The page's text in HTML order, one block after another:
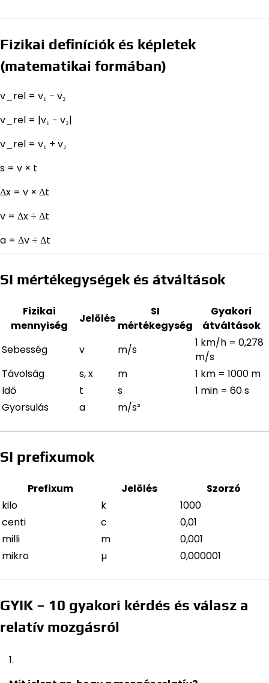
Fizikai definíciók és képletek
(matematikai formában)
v_rel = v₁ − v₂
v_rel = |v₁ − v₂|
v_rel = v₁ + v₂
s = v × t
Δx = v × Δt
v = Δx ÷ Δt
a = Δv ÷ Δt
SI mértékegységek és átváltások
Fizikai
mennyiség
Jelölés
SI
mértékegység
Gyakori
átváltások
Sebesség
v m/s
1 km/h = 0,278
m/s
Távolság
s, x m
1 km = 1000 m
Idő
t s
1 min = 60 s
Gyorsulás
a m/s²
SI prefixumok
Prefixum Jelölés
Szorzó
kilo
k
1000
centi
c
0,01
milli
m
0,001
mikro
µ 0,000001
GYIK – 10 gyakori kérdés és válasz a
relatív mozgásról